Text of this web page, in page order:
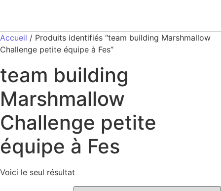
Accueil / Produits identifiés “team building Marshmallow
Challenge petite équipe à Fes”
team building
Marshmallow
Challenge petite
équipe à Fes
Voici le seul résultat